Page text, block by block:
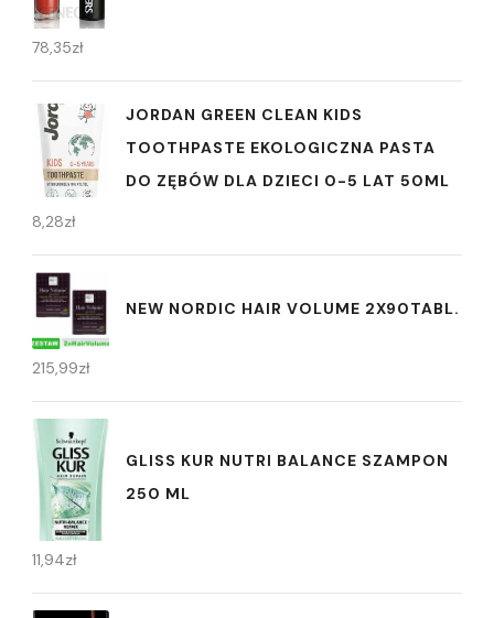
78,35zł
JORDAN GREEN CLEAN KIDS
TOOTHPASTE EKOLOGICZNA PASTA
DO ZĘBÓW DLA DZIECI 0-5 LAT 50ML
8,28zł
NEW NORDIC HAIR VOLUME 2X90TABL.
215,99zł
GLISS KUR NUTRI BALANCE SZAMPON
250 ML
11,94zł